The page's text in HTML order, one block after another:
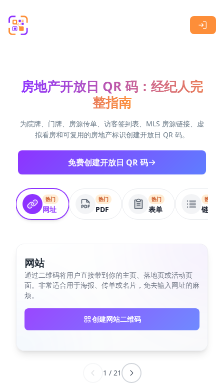
房地产开放日 QR 码：经纪人完
整指南
为院牌、门牌、房源传单、访客签到表、MLS 房源链接、虚
拟看房和可复用的房地产标识创建开放日 QR 码。
免费创建开放日 QR 码
热门
网址
热门
PDF
热门
表单
热门
链接
网站
通过二维码将用户直接带到你的主页、落地页或活动页
面。非常适合用于海报、传单或名片，免去输入网址的麻
烦。
创建网站二维码
1 / 21